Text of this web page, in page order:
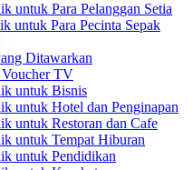
untuk Para Pelanggan Setia
untuk Para Pecinta Sepak
Ditawarkan
Voucher TV
untuk Bisnis
untuk Hotel dan Penginapan
untuk Restoran dan Cafe
untuk Tempat Hiburan
untuk Pendidikan